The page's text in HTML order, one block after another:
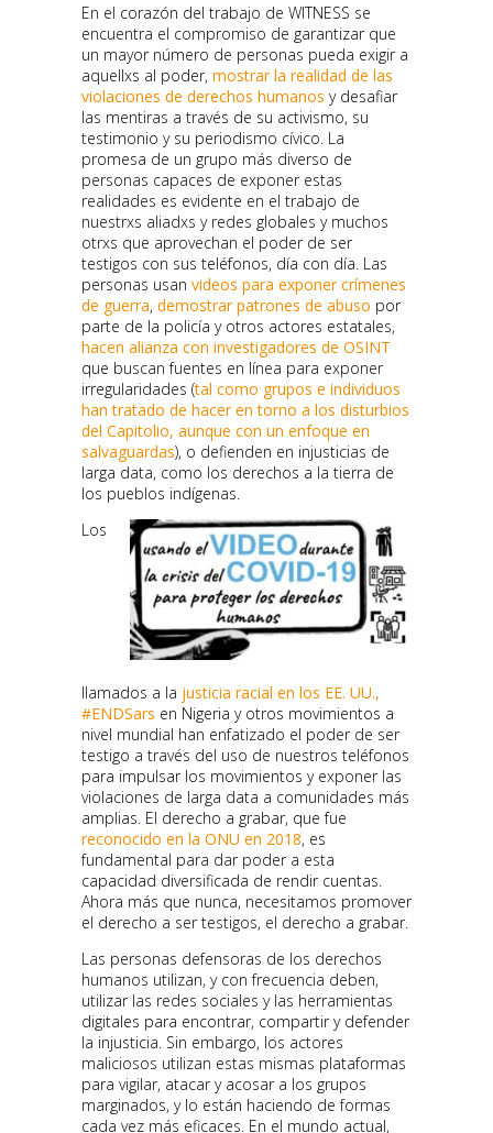
En el corazón del trabajo de WITNESS se
encuentra el compromiso de garantizar que
un mayor número de personas pueda exigir a
aquellxs al poder, mostrar la realidad de las
violaciones de derechos humanos y desafiar
las mentiras a través de su activismo, su
testimonio y su periodismo cívico. La
promesa de un grupo más diverso de
personas capaces de exponer estas
realidades es evidente en el trabajo de
nuestrxs aliadxs y redes globales y muchos
otrxs que aprovechan el poder de ser
testigos con sus teléfonos, día con día. Las
personas usan videos para exponer crímenes
de guerra, demostrar patrones de abuso por
parte de la policía y otros actores estatales,
hacen alianza con investigadores de OSINT
que buscan fuentes en línea para exponer
irregularidades (tal como grupos e individuos
han tratado de hacer en torno a los disturbios
del Capitolio, aunque con un enfoque en
salvaguardas), o defienden en injusticias de
larga data, como los derechos a la tierra de
los pueblos indígenas.
Los
llamados a la justicia racial en los EE. UU.,
#ENDSars en Nigeria y otros movimientos a
nivel mundial han enfatizado el poder de ser
testigo a través del uso de nuestros teléfonos
para impulsar los movimientos y exponer las
violaciones de larga data a comunidades más
amplias. El derecho a grabar, que fue
reconocido en la ONU en 2018, es
fundamental para dar poder a esta
capacidad diversificada de rendir cuentas.
Ahora más que nunca, necesitamos promover
el derecho a ser testigos, el derecho a grabar.
Las personas defensoras de los derechos
humanos utilizan, y con frecuencia deben,
utilizar las redes sociales y las herramientas
digitales para encontrar, compartir y defender
la injusticia. Sin embargo, los actores
maliciosos utilizan estas mismas plataformas
para vigilar, atacar y acosar a los grupos
marginados, y lo están haciendo de formas
cada vez más eficaces. En el mundo actual,